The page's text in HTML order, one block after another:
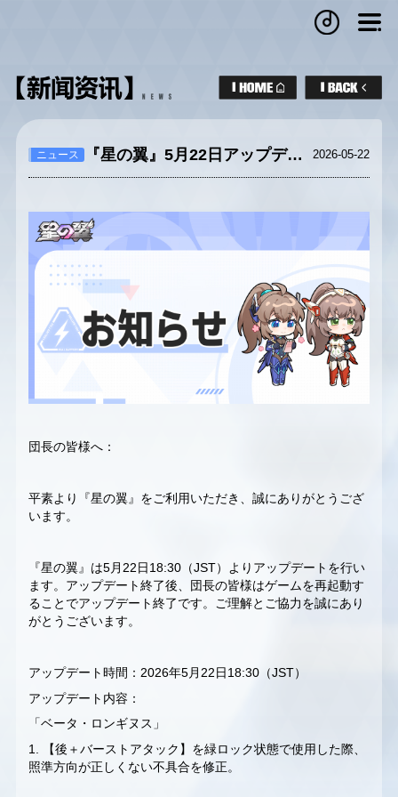
ニュース 『星の翼』5月22日アップデートのお知らせ 2026-05-22
団長の皆様へ：
平素より『星の翼』をご利用いただき、誠にありがとうござ
います。
『星の翼』は5月22日18:30（JST）よりアップデートを行い
ます。アップデート終了後、団長の皆様はゲームを再起動す
ることでアップデート終了です。ご理解とご協力を誠にあり
がとうございます。
アップデート時間：2026年5月22日18:30（JST）
アップデート内容：
「ベータ・ロンギヌス」
1. 【後＋バーストアタック】を緑ロック状態で使用した際、
照準方向が正しくない不具合を修正。